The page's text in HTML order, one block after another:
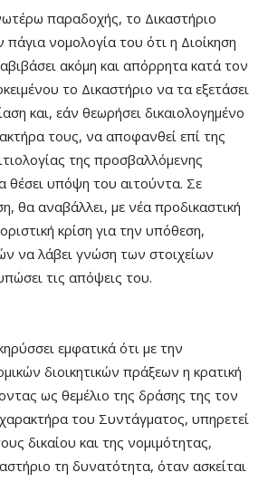
παραδοχής, το Δικαστήριο
νομολογία του ότι η Διοίκηση
ακόμη και απόρρητα κατά τον
το Δικαστήριο να τα εξετάσει
και, εάν θεωρήσει δικαιολογημένο
τους, να αποφανθεί επί της
της προσβαλλόμενης
θέσει υπόψη του αιτούντα. Σε
θα αναβάλλει, με νέα προδικαστική
κρίση για την υπόθεση,
να λάβει γνώση των στοιχείων
τις απόψεις του.
εμφατικά ότι με την
διοικητικών πράξεων η κρατική
ως θεμέλιο της δράσης της τον
του Συντάγματος, υπηρετεί
δικαίου και της νομιμότητας,
τη δυνατότητα, όταν ασκείται